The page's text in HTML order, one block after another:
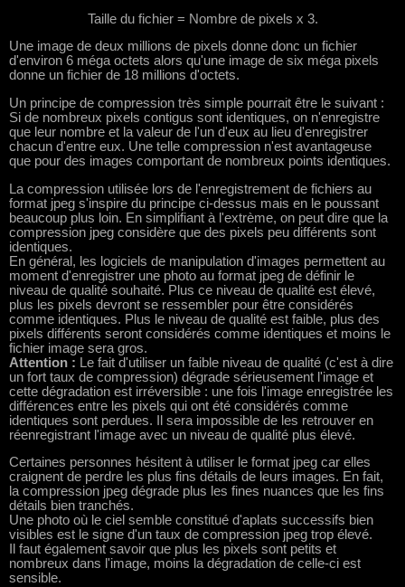
Taille du fichier = Nombre de pixels x 3.
Une image de deux millions de pixels donne donc un fichier
d'environ 6 méga octets alors qu'une image de six méga pixels
donne un fichier de 18 millions d'octets.
Un principe de compression très simple pourrait être le suivant :
Si de nombreux pixels contigus sont identiques, on n'enregistre
que leur nombre et la valeur de l'un d'eux au lieu d'enregistrer
chacun d'entre eux. Une telle compression n'est avantageuse
que pour des images comportant de nombreux points identiques.
La compression utilisée lors de l'enregistrement de fichiers au
format jpeg s'inspire du principe ci-dessus mais en le poussant
beaucoup plus loin. En simplifiant à l'extrème, on peut dire que la
compression jpeg considère que des pixels peu différents sont
identiques.
En général, les logiciels de manipulation d'images permettent au
moment d'enregistrer une photo au format jpeg de définir le
niveau de qualité souhaité. Plus ce niveau de qualité est élevé,
plus les pixels devront se ressembler pour être considérés
comme identiques. Plus le niveau de qualité est faible, plus des
pixels différents seront considérés comme identiques et moins le
fichier image sera gros.
Attention : Le fait d'utiliser un faible niveau de qualité (c'est à dire
un fort taux de compression) dégrade sérieusement l'image et
cette dégradation est irréversible : une fois l'image enregistrée les
différences entre les pixels qui ont été considérés comme
identiques sont perdues. Il sera impossible de les retrouver en
réenregistrant l'image avec un niveau de qualité plus élevé.
Certaines personnes hésitent à utiliser le format jpeg car elles
craignent de perdre les plus fins détails de leurs images. En fait,
la compression jpeg dégrade plus les fines nuances que les fins
détails bien tranchés.
Une photo où le ciel semble constitué d'aplats successifs bien
visibles est le signe d'un taux de compression jpeg trop élevé.
Il faut également savoir que plus les pixels sont petits et
nombreux dans l'image, moins la dégradation de celle-ci est
sensible.